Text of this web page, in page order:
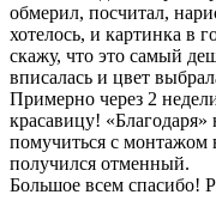
обмерил, посчитал,
хотелось, и картинка в
скажу, что это самый
вписалась и цвет
Примерно через 2
красавицу!
помучиться с монтажом
получился отменный.
Большое всем спасибо!